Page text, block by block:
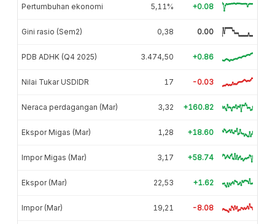
Pertumbuhan ekonomi 5,11% +0.08
Gini rasio (Sem2) 0,38 0.00
PDB ADHK (Q4 2025) 3.474,50 +0.86
Nilai Tukar USDIDR 17 -0.03
Neraca perdagangan (Mar) 3,32 +160.82
Ekspor Migas (Mar) 1,28 +18.60
Impor Migas (Mar) 3,17 +58.74
Ekspor (Mar) 22,53 +1.62
Impor (Mar) 19,21 -8.08